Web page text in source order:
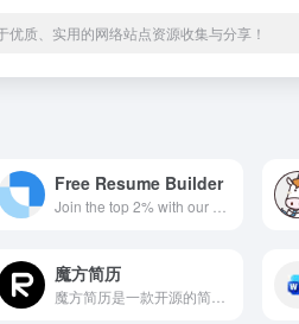
质、实用的网络站点资源收集与分享！
Free Resume Builder
魔方简历
魔方简历是一款开源的简历编辑器，免费，隐私优先。无需注册登录，数据完全存储在本地，支持数据导出备份，确保您的简历数据随时可用。